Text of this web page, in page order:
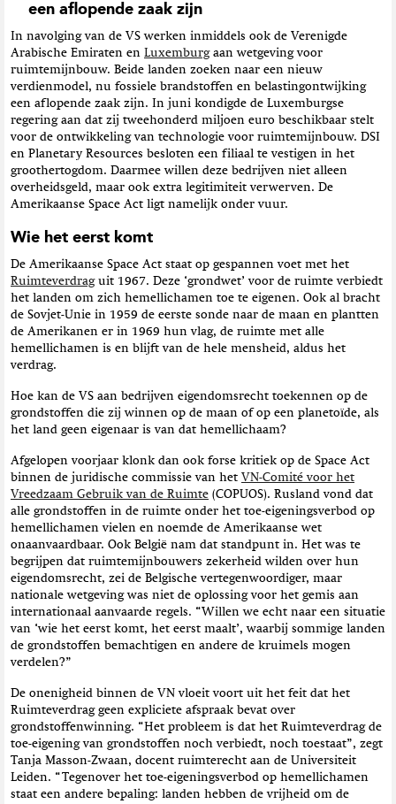
een aflopende zaak zijn
In navolging van de VS werken inmiddels ook de Verenigde
Arabische Emiraten en Luxemburgaan wetgeving voor
ruimtemijnbouw. Beide landen zoeken naar een nieuw
verdienmodel, nu fossiele brandstoffen en belastingontwijking
een aflopende zaak zijn. In juni kondigde de Luxemburgse
regering aan dat zij tweehonderd miljoen euro beschikbaar stelt
voor de ontwikkeling van technologie voor ruimtemijnbouw. DSI
en Planetary Resources besloten een filiaal te vestigen in het
groothertogdom. Daarmee willen deze bedrijven niet alleen
overheidsgeld, maar ook extra legitimiteit verwerven. De
Amerikaanse Space Act ligt namelijk onder vuur.
Wie het eerst komt
De Amerikaanse Space Act staat op gespannen voet met het
Ruimteverdraguit 1967. Deze ‘grondwet’ voor de ruimte verbiedt
het landen om zich hemellichamen toe te eigenen. Ook al bracht
de Sovjet-Unie in 1959 de eerste sonde naar de maan en plantten
de Amerikanen er in 1969 hun vlag, de ruimte met alle
hemellichamen is en blijft van de hele mensheid, aldus het
verdrag.
Hoe kan de VS aan bedrijven eigendomsrecht toekennen op de
grondstoffen die zij winnen op de maan of op een planetoïde, als
het land geen eigenaar is van dat hemellichaam?
Afgelopen voorjaar klonk dan ook forse kritiek op de Space Act
binnen de juridische commissie van het VN-Comité voor het
Vreedzaam Gebruik van de Ruimte (COPUOS). Rusland vond dat
alle grondstoffen in de ruimte onder het toe-eigeningsverbod op
hemellichamen vielen en noemde de Amerikaanse wet
onaanvaardbaar. Ook België nam dat standpunt in. Het was te
begrijpen dat ruimtemijnbouwers zekerheid wilden over hun
eigendomsrecht, zei de Belgische vertegenwoordiger, maar
nationale wetgeving was niet de oplossing voor het gemis aan
internationaal aanvaarde regels. “Willen we echt naar een situatie
van ‘wie het eerst komt, het eerst maalt’, waarbij sommige landen
de grondstoffen bemachtigen en andere de kruimels mogen
verdelen?”
De onenigheid binnen de VN vloeit voort uit het feit dat het
Ruimteverdrag geen expliciete afspraak bevat over
grondstoffenwinning. “Het probleem is dat het Ruimteverdrag de
toe-eigening van grondstoffen noch verbiedt, noch toestaat”, zegt
Tanja Masson-Zwaan, docent ruimterecht aan de Universiteit
Leiden. “Tegenover het toe-eigeningsverbod op hemellichamen
staat een andere bepaling: landen hebben de vrijheid om de